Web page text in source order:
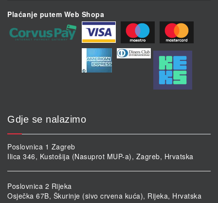
Plaćanje putem Web Shopa
Gdje se nalazimo
Poslovnica 1 Zagreb
Ilica 346, Kustošija (Nasuprot MUP-a), Zagreb, Hrvatska
Poslovnica 2 Rijeka
Osječka 67B, Škurinje (sivo crvena kuća), Rijeka, Hrvatska